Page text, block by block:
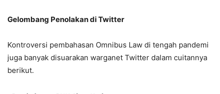
Gelombang Penolakan di Twitter
Kontroversi pembahasan Omnibus Law di tengah pandemi
juga banyak disuarakan warganet Twitter dalam cuitannya
berikut.